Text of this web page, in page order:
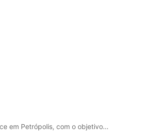
em Petrópolis, com o objetivo…